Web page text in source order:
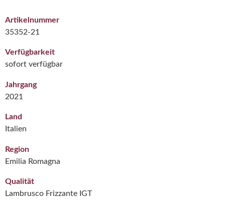
Artikelnummer
35352-21
Verfügbarkeit
sofort verfügbar
Jahrgang
2021
Land
Italien
Region
Emilia Romagna
Qualität
Lambrusco Frizzante IGT